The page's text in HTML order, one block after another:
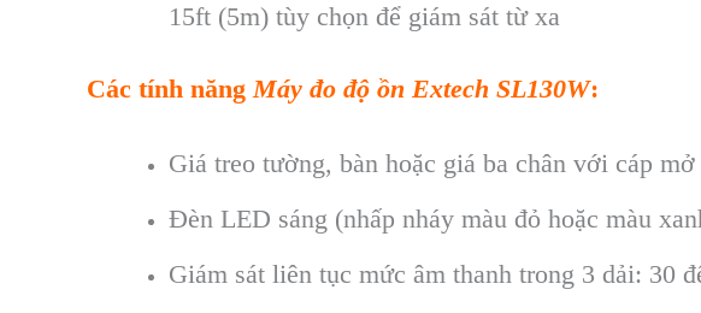
15ft (5m) tùy chọn để giám sát từ xa
Các tính năngMáy đo độ ồn Extech SL130W:
Giá treo tường, bàn hoặc giá ba chân với cáp mở
Đèn LED sáng (nhấp nháy màu đỏ hoặc màu
Giám sát liên tục mức âm thanh trong 3 dải: 30